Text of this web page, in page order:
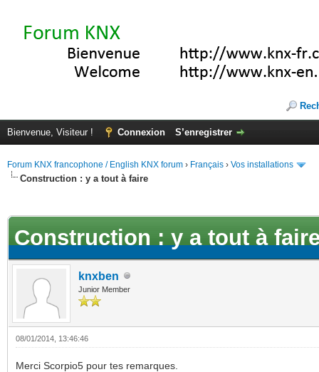
Bienvenue, Visiteur ! Connexion S’enregistrer
Forum KNX francophone / English KNX forum › Français › Vos installations
Construction : y a tout à faire
Construction : y a tout à
knxben
Junior Member
08/01/2014, 13:46:46
Merci Scorpio5 pour tes remarques.